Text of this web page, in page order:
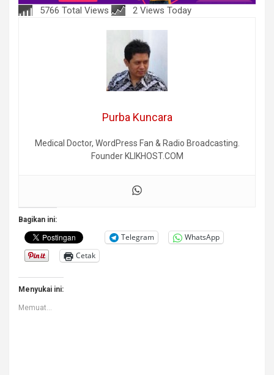
5766 Total Views 2 Views Today
Purba Kuncara
Medical Doctor, WordPress Fan & Radio Broadcasting.
Founder KLIKHOST.COM
Bagikan ini:
Telegram
WhatsApp
Cetak
Menyukai ini:
Memuat...